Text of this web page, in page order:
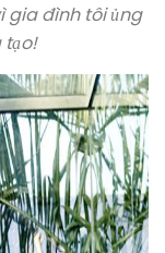
gia đình tôi ủng
tạo!